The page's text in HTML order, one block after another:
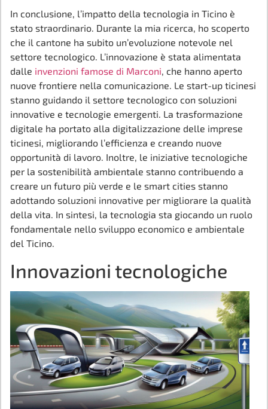
In conclusione, l’impatto della tecnologia in Ticino è
stato straordinario. Durante la mia ricerca, ho scoperto
che il cantone ha subito un’evoluzione notevole nel
settore tecnologico. L’innovazione è stata alimentata
dalle invenzioni famose di Marconi , che hanno aperto
nuove frontiere nella comunicazione. Le start-up ticinesi
stanno guidando il settore tecnologico con soluzioni
innovative e tecnologie emergenti. La trasformazione
digitale ha portato alla digitalizzazione delle imprese
ticinesi, migliorando l’efficienza e creando nuove
opportunità di lavoro. Inoltre, le iniziative tecnologiche
per la sostenibilità ambientale stanno contribuendo a
creare un futuro più verde e le smart cities stanno
adottando soluzioni innovative per migliorare la qualità
della vita. In sintesi, la tecnologia sta giocando un ruolo
fondamentale nello sviluppo economico e ambientale
del Ticino.
Innovazioni tecnologiche